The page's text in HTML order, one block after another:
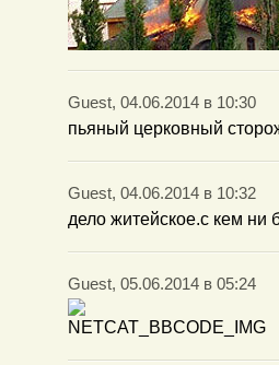
Guest, 04.06.2014 в 10:30
пьяный церковный
Guest, 04.06.2014 в 10:32
дело житейское.с кем ни
Guest, 05.06.2014 в 05:24